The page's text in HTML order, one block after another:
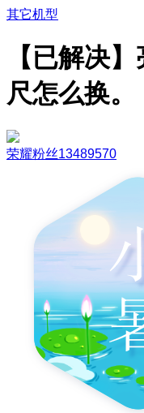
其它机型
【已解决
尺怎么换。
荣耀粉丝13489570